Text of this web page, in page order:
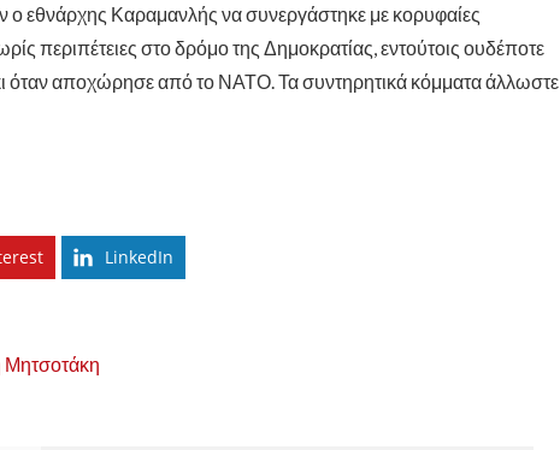
ο εθνάρχης Καραμανλής να συνεργάστηκε με κορυφαίες
περιπέτειες στο δρόμο της Δημοκρατίας, εντούτοις ουδέποτε
όταν αποχώρησε από το ΝΑΤΟ. Τα συντηρητικά κόμματα άλλωστε
LinkedIn